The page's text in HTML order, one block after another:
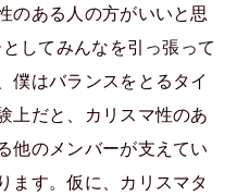
のある人の方がいいと思
してみんなを引っ張って
僕はバランスをとるタイ
上だと、カリスマ性のあ
他のメンバーが支えてい
ます。仮に、カリスマタ